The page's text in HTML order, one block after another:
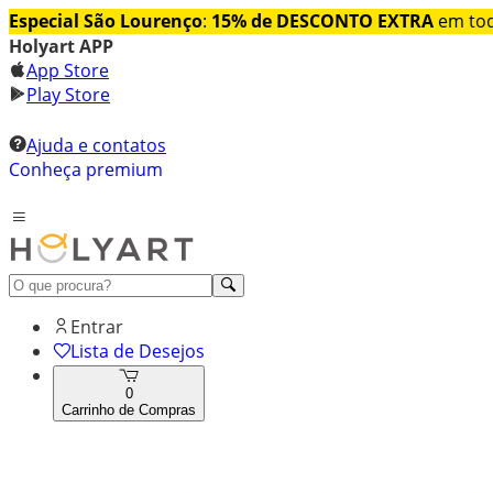
Especial São Lourenço: 15% de DESCONTO EXTRA em
Holyart APP
App Store
Play Store
Ajuda e contatos
Conheça premium
Entrar
Lista de Desejos
0
Carrinho de Compras